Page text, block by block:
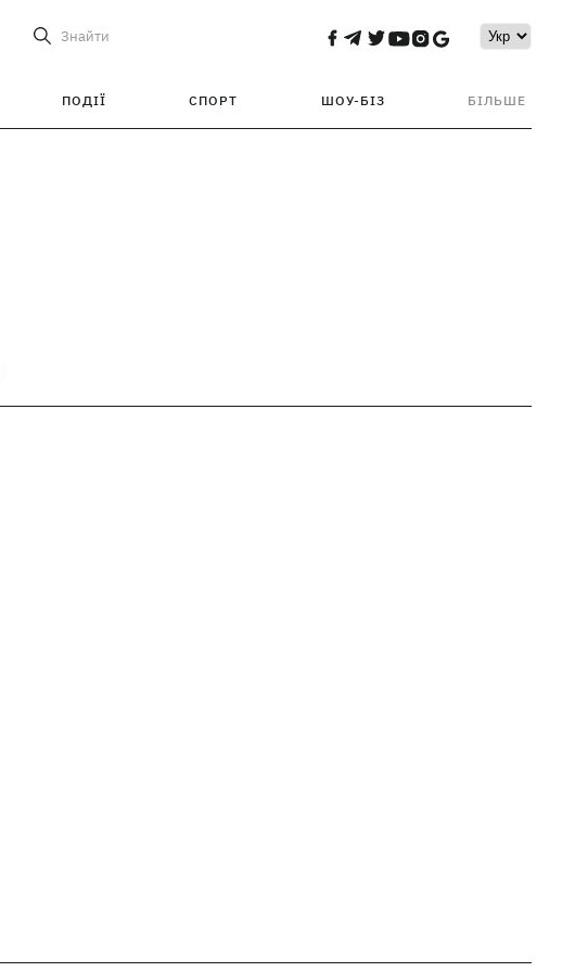
Знайти
ПОДІЇ СПОРТ ШОУ-БІЗ БІЛЬШЕ